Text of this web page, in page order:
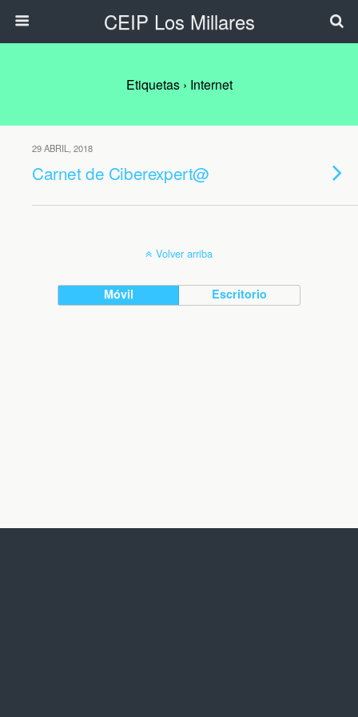
CEIP Los Millares
Etiquetas › Internet
29 ABRIL, 2018
Carnet de Ciberexpert@
Volver arriba
Móvil Escritorio